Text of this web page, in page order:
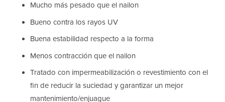
Mucho más pesado que el nailon
Bueno contra los rayos UV
Buena estabilidad respecto a la forma
Menos contracción que el nailon
Tratado con impermeabilización o revestimiento con el
fin de reducir la suciedad y garantizar un mejor
mantenimiento/enjuague